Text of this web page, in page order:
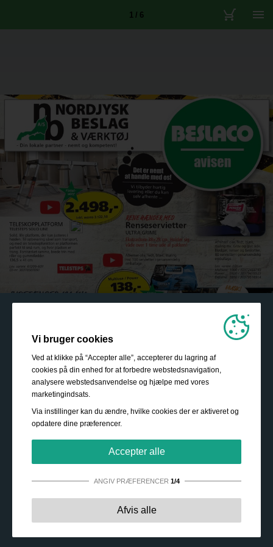
1 / 6
Vi bruger cookies
Ved at klikke på “Accepter alle”, accepterer du lagring af
cookies på din enhed for at forbedre webstedsnavigation,
analysere webstedsanvendelse og hjælpe med vores
marketingindsats.
Via instillinger kan du ændre, hvilke cookies der er aktiveret og
opdatere dine præferencer.
Accepter alle
ANGIV PRÆFERENCER 1/4
Disse cookies er essentielle for at
Afvis alle